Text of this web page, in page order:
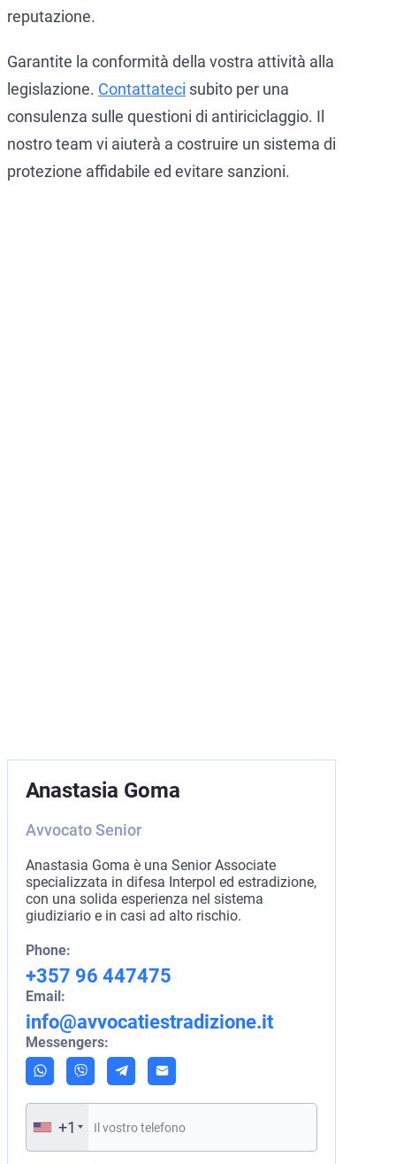
reputazione.
Garantite la conformità della vostra attività alla
legislazione. Contattateci subito per una
consulenza sulle questioni di antiriciclaggio. Il
nostro team vi aiuterà a costruire un sistema di
protezione affidabile ed evitare sanzioni.
Anastasia Goma
Avvocato Senior
Anastasia Goma è una Senior Associate
specializzata in difesa Interpol ed estradizione,
con una solida esperienza nel sistema
giudiziario e in casi ad alto rischio.
Phone:
+357 96 447475
Email:
info@avvocatiestradizione.it
Messengers:
+1